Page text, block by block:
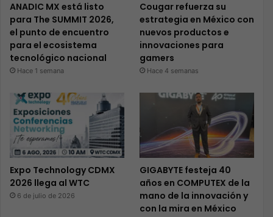
ANADIC MX está listo
para The SUMMIT 2026,
el punto de encuentro
para el ecosistema
tecnológico nacional
Hace 1 semana
Cougar refuerza su
estrategia en México con
nuevos productos e
innovaciones para
gamers
Hace 4 semanas
Expo Technology CDMX
2026 llega al WTC
6 de julio de 2026
GIGABYTE festeja 40
años en COMPUTEX de la
mano de la innovación y
con la mira en México